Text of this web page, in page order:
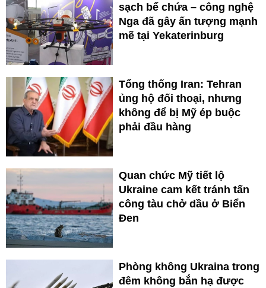
sạch bể chứa – công nghệ
Nga đã gây ấn tượng mạnh
mẽ tại Yekaterinburg
Tổng thống Iran: Tehran
ủng hộ đối thoại, nhưng
không để bị Mỹ ép buộc
phải đầu hàng
Quan chức Mỹ tiết lộ
Ukraine cam kết tránh tấn
công tàu chở dầu ở Biển
Đen
Phòng không Ukraina trong
đêm không bắn hạ được